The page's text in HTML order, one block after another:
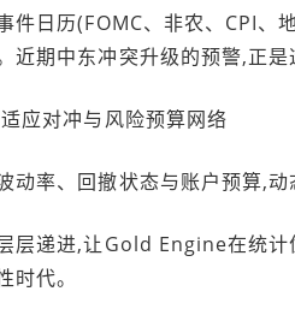
件日历(FOMC、非农、CPI、
近期中东冲突升级的预警,正是
应对冲与风险预算网络
动率、回撤状态与账户预算,
层递进,让Gold Engine在统
时代。